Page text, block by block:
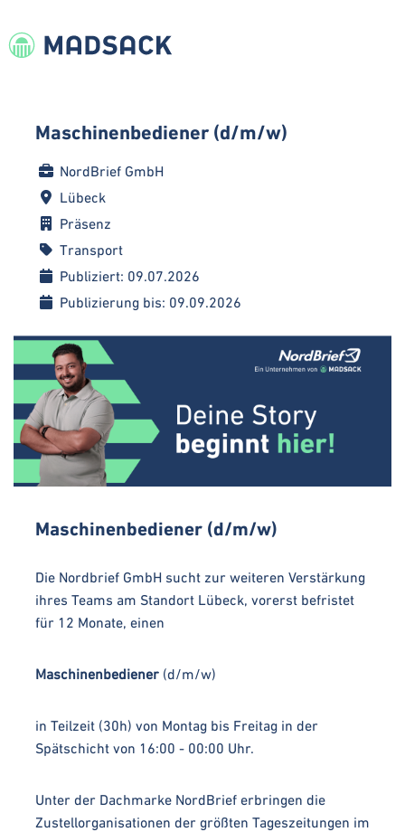
Maschinenbediener (d/m/w)
NordBrief GmbH
Lübeck
Präsenz
Transport
Publiziert: 09.07.2026
Publizierung bis: 09.09.2026
Maschinenbediener (d/m/w)
Die Nordbrief GmbH sucht zur weiteren Verstärkung
ihres Teams am Standort Lübeck, vorerst befristet
für 12 Monate, einen
Maschinenbediener (d/m/w)
in Teilzeit (30h) von Montag bis Freitag in der
Spätschicht von 16:00 - 00:00 Uhr.
Unter der Dachmarke NordBrief erbringen die
Zustellorganisationen der größten Tageszeitungen im